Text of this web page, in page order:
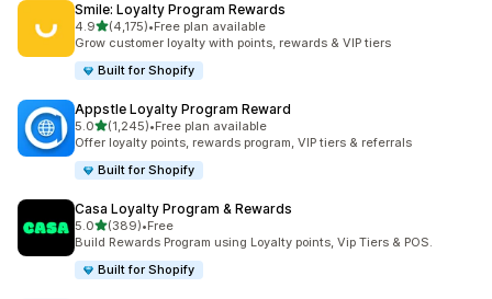
Smile: Loyalty Program Rewards
4.9별 5개 중
(4,175)
총 리뷰 4175개
•Free plan available
Grow customer loyalty with points, rewards & VIP tiers
Built for Shopify
Appstle Loyalty Program Reward
5.0별 5개 중
(1,245)
총 리뷰 1245개
•Free plan available
Offer loyalty points, rewards program, VIP tiers & referrals
Built for Shopify
Casa Loyalty Program & Rewards
5.0별 5개 중
(389)
총 리뷰 389개
•Free
Build Rewards Program using Loyalty points, Vip Tiers & POS.
Built for Shopify